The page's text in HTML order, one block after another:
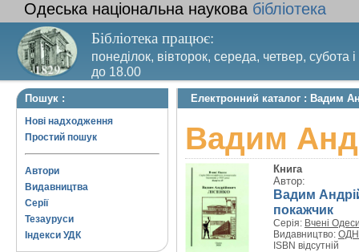
Одеська національна наукова бібліотека
Бібліотека працює:
понеділок, вівторок, середа, четвер, субота
до 18.00
Вихідний день – п’ятниця. Останній четвер
Пошук :
Нові надходження
Простий пошук
Автори
Видавництва
Серії
Тезауруси
Індекси УДК
Електронний каталог : Вадим
Вадим
Книга
Автор:
Вадим
покажчик
Серія: Вчені
Видавництво:
ISBN відсутній